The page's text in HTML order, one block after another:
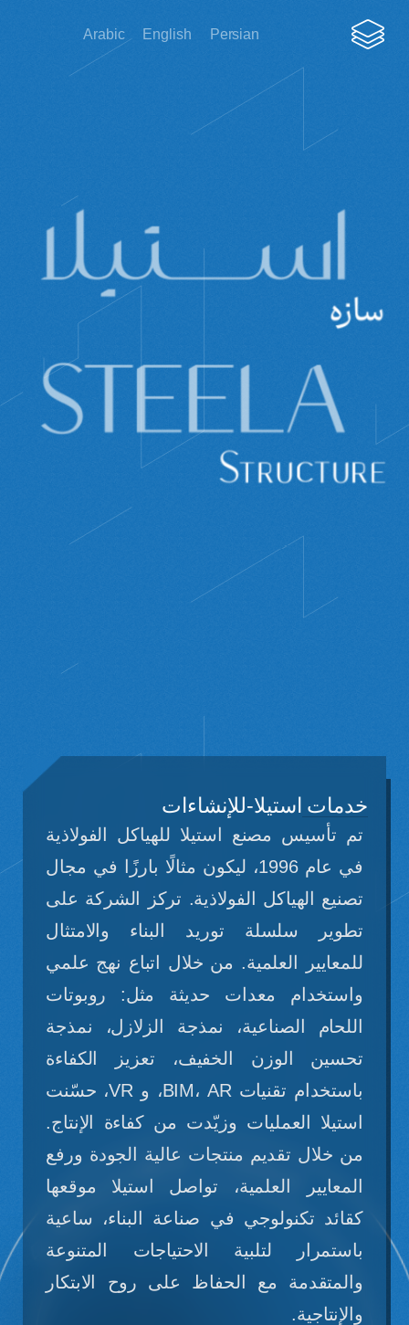
Arabic English Persian
خدمات استیلا-للإنشاءات
تم تأسيس مصنع استيلا للهياكل الفولاذية
في عام 1996، ليكون مثالًا بارزًا في مجال
تصنيع الهياكل الفولاذية. تركز الشركة على
تطوير سلسلة توريد البناء والامتثال
للمعايير العلمية. من خلال اتباع نهج علمي
واستخدام معدات حديثة مثل: روبوتات
اللحام الصناعية، نمذجة الزلازل، نمذجة
تحسين الوزن الخفيف، تعزيز الكفاءة
باستخدام تقنيات BIM، AR، و VR، حسّنت
استيلا العمليات وزيّدت من كفاءة الإنتاج.
من خلال تقديم منتجات عالية الجودة ورفع
المعايير العلمية، تواصل استيلا موقعها
كقائد تكنولوجي في صناعة البناء، ساعية
باستمرار لتلبية الاحتياجات المتنوعة
والمتقدمة مع الحفاظ على روح الابتكار
والإنتاجية.